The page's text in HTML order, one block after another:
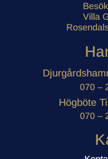
Villa
070 –
Högböte
070 –